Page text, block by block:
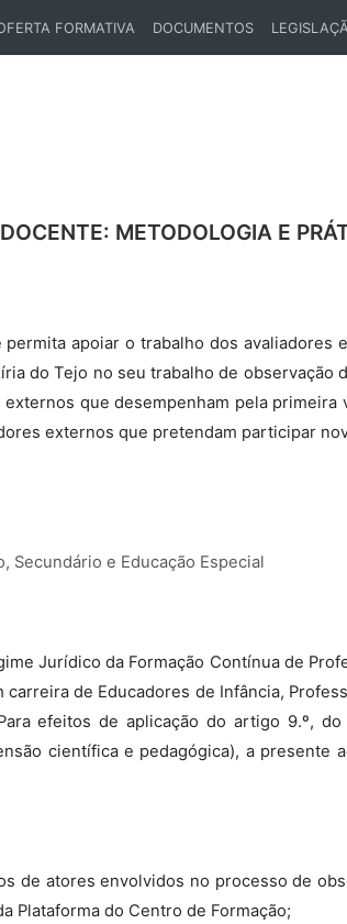
FORMATIVA DOCUMENTOS
METODOLOGIA E
apoiar o trabalho dos avaliadores
do Tejo no seu trabalho de observação
que desempenham pela primeira
externos que pretendam participar
Secundário e Educação Especial
Jurídico da Formação Contínua de
de Educadores de Infância,
efeitos de aplicação do artigo 9.º, do
científica e pedagógica), a presente
de atores envolvidos no processo de
Plataforma do Centro de Formação;